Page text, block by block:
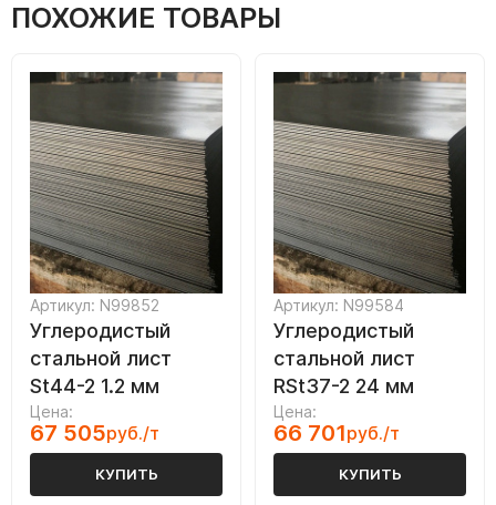
ПОХОЖИЕ ТОВАРЫ
Артикул: N99852
Углеродистый
стальной лист
St44-2 1.2 мм
Цена:
67 505руб./т
КУПИТЬ
Артикул: N99584
Углеродистый
стальной лист
RSt37-2 24 мм
Цена:
66 701руб./т
КУПИТЬ